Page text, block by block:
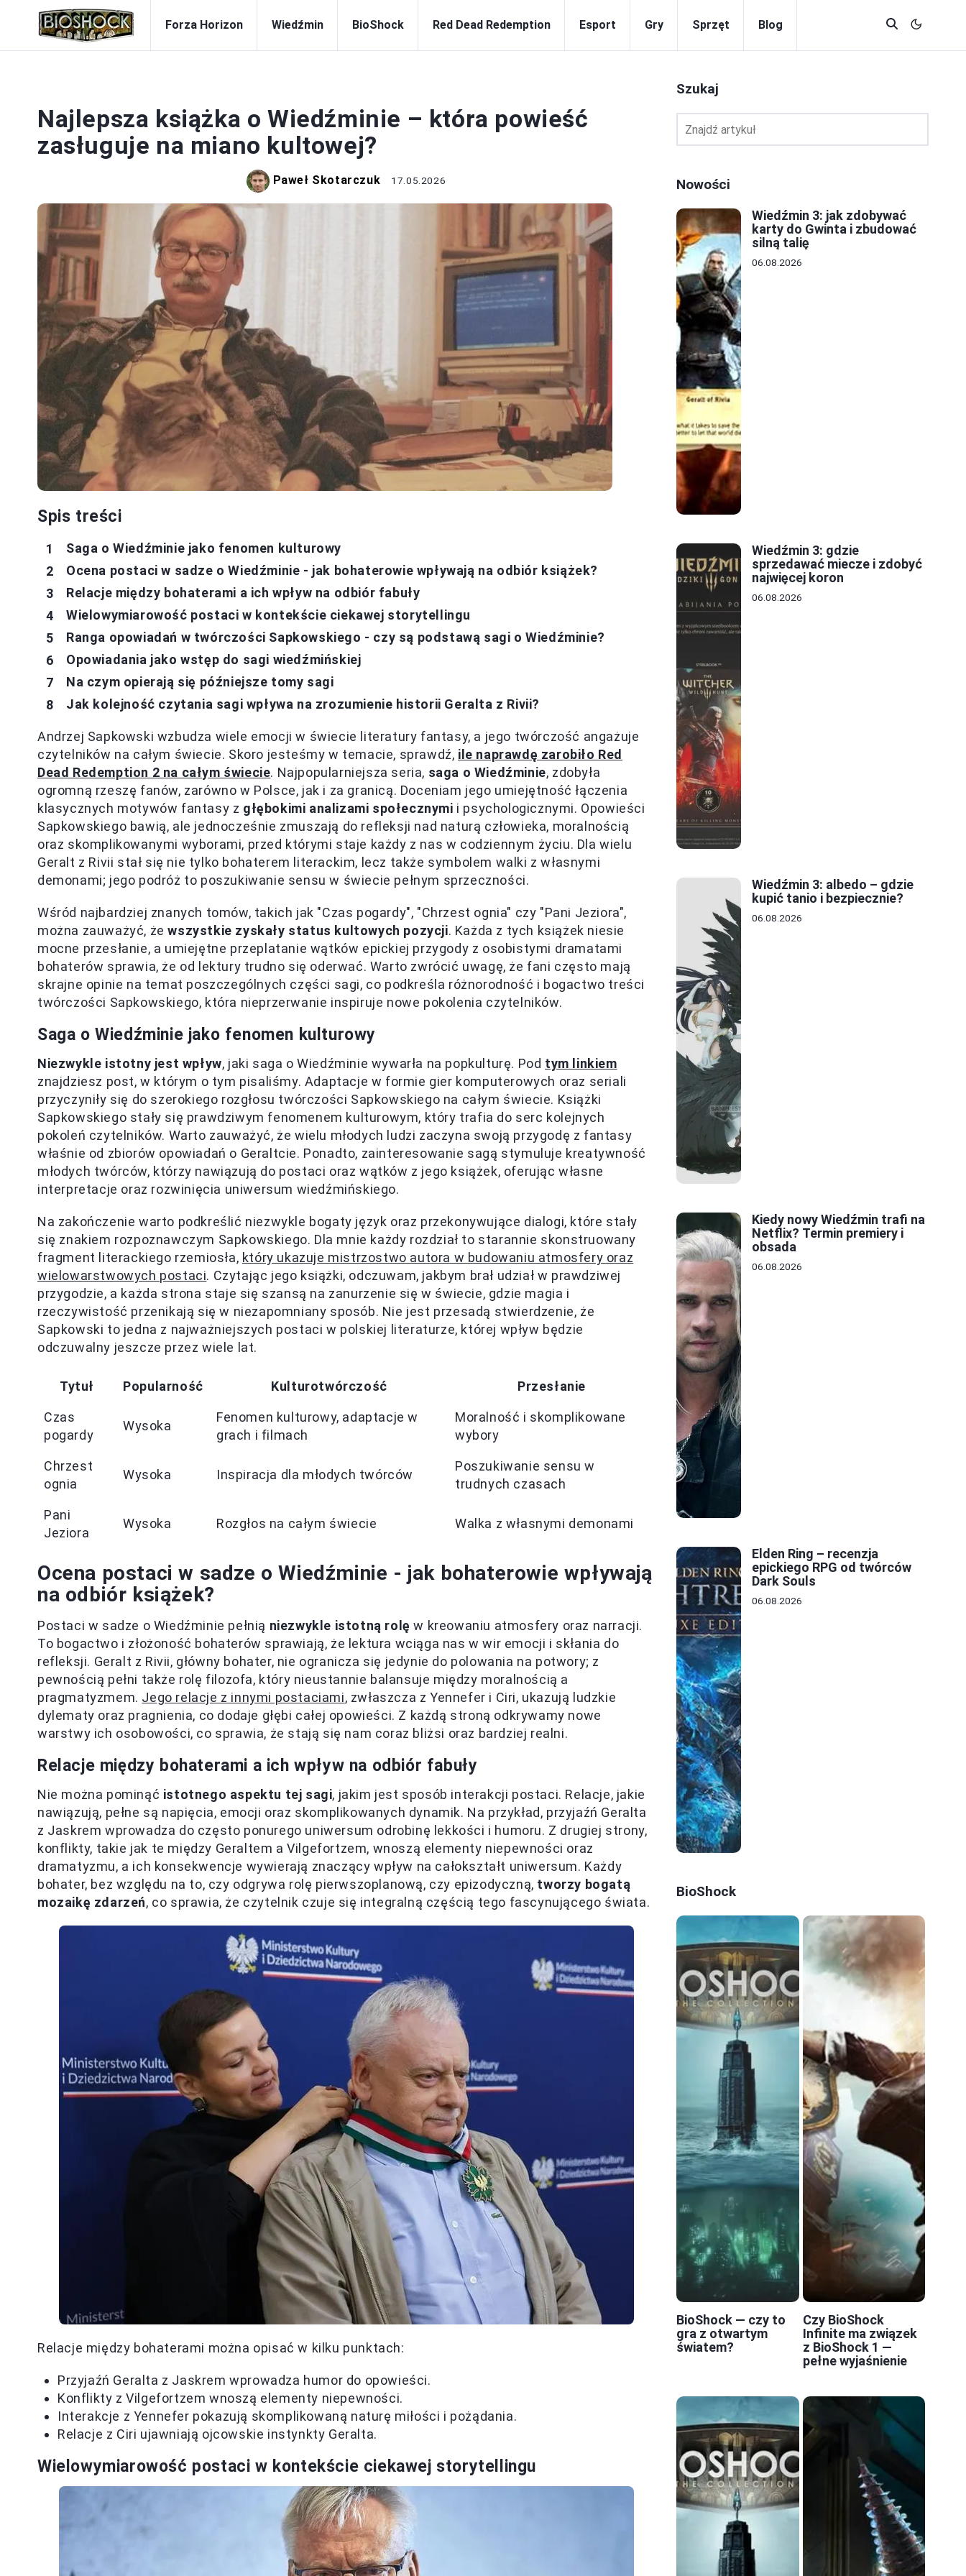
Forza Horizon Wiedźmin BioShock Red Dead Redemption Esport Gry Sprzęt Blog
Najlepsza książka o Wiedźminie – która powieść
zasługuje na miano kultowej?
Paweł Skotarczuk 17.05.2026
Spis treści
Saga o Wiedźminie jako fenomen kulturowy
Ocena postaci w sadze o Wiedźminie - jak bohaterowie wpływają na odbiór książek?
Relacje między bohaterami a ich wpływ na odbiór fabuły
Wielowymiarowość postaci w kontekście ciekawej storytellingu
Ranga opowiadań w twórczości Sapkowskiego - czy są podstawą sagi o Wiedźminie?
Opowiadania jako wstęp do sagi wiedźmińskiej
Na czym opierają się późniejsze tomy sagi
Jak kolejność czytania sagi wpływa na zrozumienie historii Geralta z Rivii?
Andrzej Sapkowski wzbudza wiele emocji w świecie literatury fantasy, a jego twórczość angażuje
czytelników na całym świecie. Skoro jesteśmy w temacie, sprawdź, ile naprawdę zarobiło Red
Dead Redemption 2 na całym świecie. Najpopularniejsza seria, saga o Wiedźminie, zdobyła
ogromną rzeszę fanów, zarówno w Polsce, jak i za granicą. Doceniam jego umiejętność łączenia
klasycznych motywów fantasy z głębokimi analizami społecznymi i psychologicznymi. Opowieści
Sapkowskiego bawią, ale jednocześnie zmuszają do refleksji nad naturą człowieka, moralnością
oraz skomplikowanymi wyborami, przed którymi staje każdy z nas w codziennym życiu. Dla wielu
Geralt z Rivii stał się nie tylko bohaterem literackim, lecz także symbolem walki z własnymi
demonami; jego podróż to poszukiwanie sensu w świecie pełnym sprzeczności.
Wśród najbardziej znanych tomów, takich jak "Czas pogardy", "Chrzest ognia" czy "Pani Jeziora",
można zauważyć, żewszystkie zyskały status kultowych pozycji. Każda z tych książek niesie
mocne przesłanie, a umiejętne przeplatanie wątków epickiej przygody z osobistymi dramatami
bohaterów sprawia, że od lektury trudno się oderwać. Warto zwrócić uwagę, że fani często mają
skrajne opinie na temat poszczególnych części sagi, co podkreśla różnorodność i bogactwo treści
twórczości Sapkowskiego, która nieprzerwanie inspiruje nowe pokolenia czytelników.
Saga o Wiedźminie jako fenomen kulturowy
Niezwykle istotny jest wpływ, jaki saga o Wiedźminie wywarła na popkulturę. Pod tym linkiem
znajdziesz post, w którym o tym pisaliśmy. Adaptacje w formie gier komputerowych oraz seriali
przyczyniły się do szerokiego rozgłosu twórczości Sapkowskiego na całym świecie. Książki
Sapkowskiego stały się prawdziwym fenomenem kulturowym, który trafia do serc kolejnych
pokoleń czytelników. Warto zauważyć, że wielu młodych ludzi zaczyna swoją przygodę z fantasy
właśnie od zbiorów opowiadań o Geraltcie. Ponadto, zainteresowanie sagą stymuluje kreatywność
młodych twórców, którzy nawiązują do postaci oraz wątków z jego książek, oferując własne
interpretacje oraz rozwinięcia uniwersum wiedźmińskiego.
Na zakończenie warto podkreślić niezwykle bogaty język oraz przekonywujące dialogi, które stały
się znakiem rozpoznawczym Sapkowskiego. Dla mnie każdy rozdział to starannie skonstruowany
fragment literackiego rzemiosła, który ukazuje mistrzostwo autora w budowaniu atmosfery oraz
wielowarstwowych postaci. Czytając jego książki, odczuwam, jakbym brał udział w prawdziwej
przygodzie, a każda strona staje się szansą na zanurzenie się w świecie, gdzie magia i
rzeczywistość przenikają się w niezapomniany sposób. Nie jest przesadą stwierdzenie, że
Sapkowski to jedna z najważniejszych postaci w polskiej literaturze, której wpływ będzie
odczuwalny jeszcze przez wiele lat.
Tytuł Popularność Kulturotwórczość Przesłanie
Czas
pogardy
Wysoka
Fenomen kulturowy, adaptacje w
grach i filmach
Moralność i skomplikowane
wybory
Chrzest
ognia
Wysoka Inspiracja dla młodych twórców
Poszukiwanie sensu w
trudnych czasach
Pani
Jeziora
Wysoka Rozgłos na całym świecie Walka z własnymi demonami
Ocena postaci w sadze o Wiedźminie - jak bohaterowie wpływają
na odbiór książek?
Postaci w sadze o Wiedźminie pełnią niezwykle istotną rolę w kreowaniu atmosfery oraz narracji.
To bogactwo i złożoność bohaterów sprawiają, że lektura wciąga nas w wir emocji i skłania do
refleksji. Geralt z Rivii, główny bohater, nie ogranicza się jedynie do polowania na potwory; z
pewnością pełni także rolę filozofa, który nieustannie balansuje między moralnością a
pragmatyzmem. Jego relacje z innymi postaciami, zwłaszcza z Yennefer i Ciri, ukazują ludzkie
dylematy oraz pragnienia, co dodaje głębi całej opowieści. Z każdą stroną odkrywamy nowe
warstwy ich osobowości, co sprawia, że stają się nam coraz bliżsi oraz bardziej realni.
Relacje między bohaterami a ich wpływ na odbiór fabuły
Nie można pominąć istotnego aspektu tej sagi, jakim jest sposób interakcji postaci. Relacje, jakie
nawiązują, pełne są napięcia, emocji oraz skomplikowanych dynamik. Na przykład, przyjaźń Geralta
z Jaskrem wprowadza do często ponurego uniwersum odrobinę lekkości i humoru. Z drugiej strony,
konflikty, takie jak te między Geraltem a Vilgefortzem, wnoszą elementy niepewności oraz
dramatyzmu, a ich konsekwencje wywierają znaczący wpływ na całokształt uniwersum. Każdy
bohater, bez względu na to, czy odgrywa rolę pierwszoplanową, czy epizodyczną, tworzy bogatą
mozaikę zdarzeń, co sprawia, że czytelnik czuje się integralną częścią tego fascynującego świata.
Relacje między bohaterami można opisać w kilku punktach:
Przyjaźń Geralta z Jaskrem wprowadza humor do opowieści.
Konflikty z Vilgefortzem wnoszą elementy niepewności.
Interakcje z Yennefer pokazują skomplikowaną naturę miłości i pożądania.
Relacje z Ciri ujawniają ojcowskie instynkty Geralta.
Wielowymiarowość postaci w kontekście ciekawej storytellingu
Szukaj
Nowości
Wiedźmin 3: jak zdobywać
karty do Gwinta i zbudować
silną talię
06.08.2026
Wiedźmin 3: gdzie
sprzedawać miecze i zdobyć
najwięcej koron
06.08.2026
Wiedźmin 3: albedo – gdzie
kupić tanio i bezpiecznie?
06.08.2026
Kiedy nowy Wiedźmin trafi na
Netflix? Termin premiery i
obsada
06.08.2026
Elden Ring – recenzja
epickiego RPG od twórców
Dark Souls
06.08.2026
BioShock
BioShock — czy to
gra z otwartym
światem?
Czy BioShock
Infinite ma związek
z BioShock 1 —
pełne wyjaśnienie